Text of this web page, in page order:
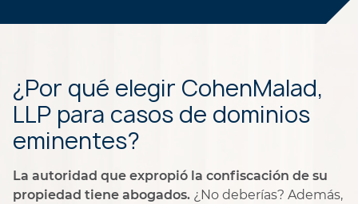
¿Por qué elegir CohenMalad,
LLP para casos de dominios
eminentes?
La autoridad que expropió la confiscación de su
propiedad tiene abogados. ¿No deberías? Además,